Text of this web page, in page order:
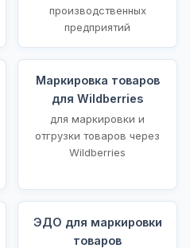
производственных
предприятий
Маркировка товаров
для Wildberries
для маркировки и
отгрузки товаров через
Wildberries
ЭДО для маркировки
товаров